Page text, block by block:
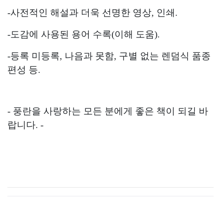
-사전적인 해설과 더욱 선명한 영상, 인쇄.
-도감에 사용된 용어 수록(이해 도움).
-등록 미등록, 나음과 못함, 구별 없는 렌덤식 품종
편성 등.
- 풍란을 사랑하는 모든 분에게 좋은 책이 되길 바
랍니다. -